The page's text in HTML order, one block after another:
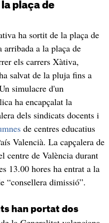
plaça de
ha sortit de la plaça de
arribada a la plaça de
els carrers Xàtiva,
salvat de la pluja fins a
simulacre d'un
ha encapçalat la
dels sindicats docents i
de centres educatius
Valencià. La capçalera de
centre de València durant
13.00 hores ha entrat a la
“consellera dimissió”.
han portat dos